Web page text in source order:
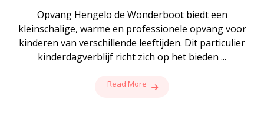
Opvang Hengelo de Wonderboot biedt een
kleinschalige, warme en professionele opvang voor
kinderen van verschillende leeftijden. Dit particulier
kinderdagverblijf richt zich op het bieden ...
Read More